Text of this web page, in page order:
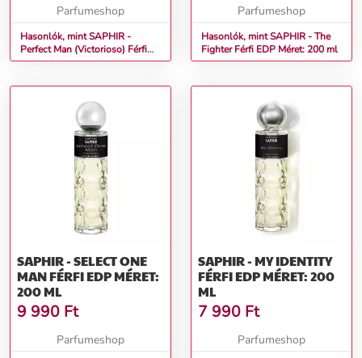
Parfumeshop
Hasonlók, mint SAPHIR -
Perfect Man (Victorioso) Férfi
EDP Méret: 200 ml
Parfumeshop
Hasonlók, mint SAPHIR - The
Fighter Férfi EDP Méret: 200 ml
SAPHIR - SELECT ONE
MAN FÉRFI EDP MÉRET:
200 ML
9 990 Ft
Parfumeshop
SAPHIR - MY IDENTITY
FÉRFI EDP MÉRET: 200
ML
7 990 Ft
Parfumeshop